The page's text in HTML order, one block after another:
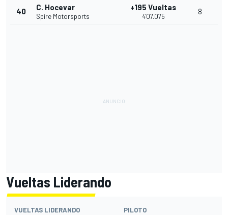
40 C. Hocevar
Spire Motorsports
+195 Vueltas
4'07.075
8
Vueltas Liderando
VUELTAS LIDERANDO PILOTO